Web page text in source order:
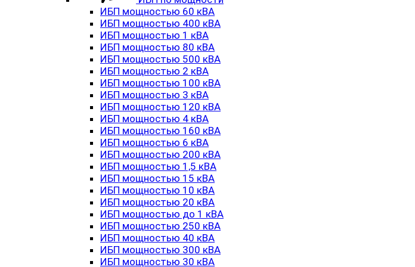
ИБП мощностью 60 кВА
ИБП мощностью 400 кВА
ИБП мощностью 1 кВА
ИБП мощностью 80 кВА
ИБП мощностью 500 кВА
ИБП мощностью 2 кВА
ИБП мощностью 100 кВА
ИБП мощностью 3 кВА
ИБП мощностью 120 кВА
ИБП мощностью 4 кВА
ИБП мощностью 160 кВА
ИБП мощностью 6 кВА
ИБП мощностью 200 кВА
ИБП мощностью 1,5 кВА
ИБП мощностью 15 кВА
ИБП мощностью 10 кВА
ИБП мощностью 20 кВА
ИБП мощностью до 1 кВА
ИБП мощностью 250 кВА
ИБП мощностью 40 кВА
ИБП мощностью 300 кВА
ИБП мощностью 30 кВА